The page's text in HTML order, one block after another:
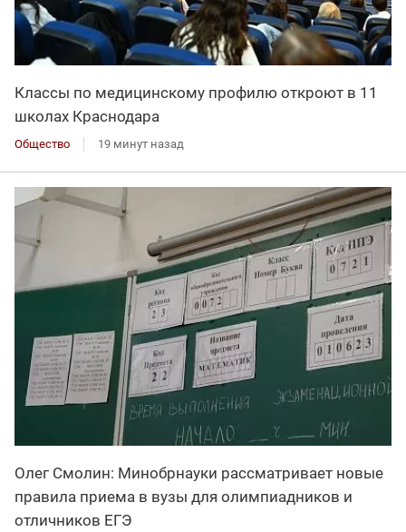
Классы по медицинскому профилю откроют в 11
школах Краснодара
Общество 19 минут назад
Олег Смолин: Минобрнауки рассматривает новые
правила приема в вузы для олимпиадников и
отличников ЕГЭ